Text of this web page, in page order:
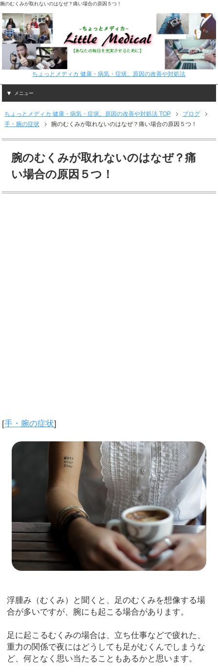
腕のむくみが取れないのはなぜ？痛い場合の原因５つ！
ちょっとメディカ 健康・病気・症状。原因の改善や対処法
メニュー
ちょっとメディカ 健康・病気・症状。原因の改善や対処法 TOP
ブログ
手・腕の症状
腕のむくみが取れないのはなぜ？痛い場合の原因５つ！
腕のむくみが取れないのはなぜ？痛
い場合の原因５つ！
[手・腕の症状]
浮腫み（むくみ）と聞くと、足のむくみを想像する場
合が多いですが、腕にも起こる場合があります。
足に起こるむくみの場合は、立ち仕事などで疲れた、
重力の関係で夜にはどうしても足がむくんでしまうな
ど、何となく思い当たることもあるかと思います。